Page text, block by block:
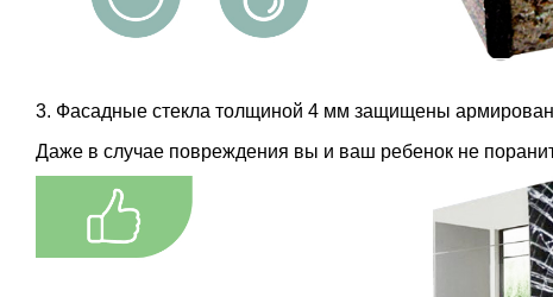
3. Фасадные стекла толщиной 4 мм защищены
Даже в случае повреждения вы и ваш ребенок не